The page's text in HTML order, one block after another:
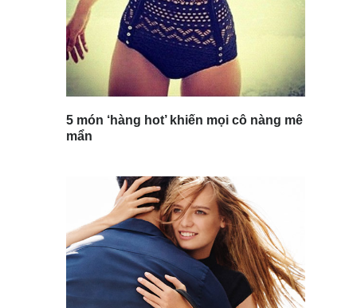
5 món ‘hàng hot’ khiến mọi cô nàng mê
mẩn